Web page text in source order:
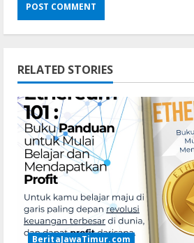
RELATED STORIES
BeritaJawaTimur.com